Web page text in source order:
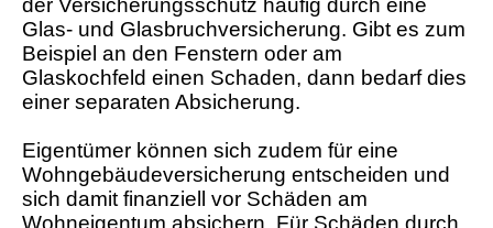
der Versicherungsschutz häufig durch eine
Glas- und Glasbruchversicherung. Gibt es zum
Beispiel an den Fenstern oder am
Glaskochfeld einen Schaden, dann bedarf dies
einer separaten Absicherung.
Eigentümer können sich zudem für eine
Wohngebäudeversicherung entscheiden und
sich damit finanziell vor Schäden am